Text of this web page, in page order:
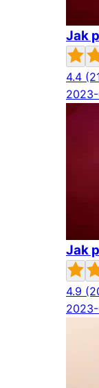
Jak
4.4
Jak
4.9